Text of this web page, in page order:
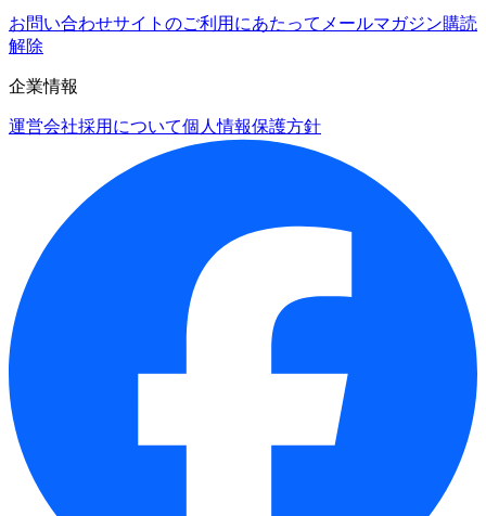
お問い合わせサイトのご利用にあたって メールマガジン購読
解除
企業情報
運営会社採用について個人情報保護方針